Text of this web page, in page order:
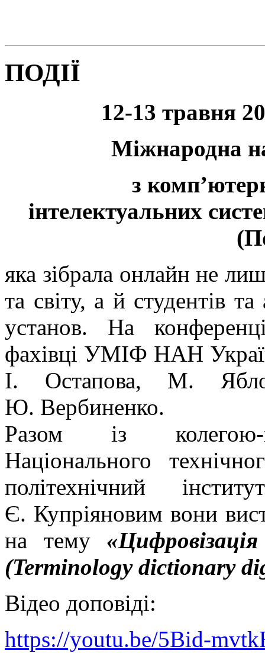
ПОДІЇ
12-13 травня
Міжнародна
з
інтелектуальних
яка зібрала онлайн не
та світу, а й студентів
установ. На
фахівці УМІФ НАН
І. Остапова, М.
Ю. Вербиненко.
Разом із колегою-
Національного
політехнічний
Є. Купріяновим вони
на тему
(Terminology dictionary
Відео доповіді:
https://youtu.be/5Bid-